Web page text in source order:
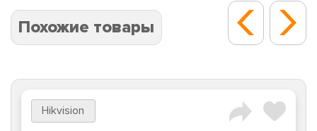
Похожие товары
Hikvision